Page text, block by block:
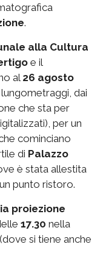
.
alla Cultura
e il
al 26 agosto
dai
che sta per
per un
cominciano
di Palazzo
è stata allestita
punto ristoro.
proiezione
17.30 nella
(dove si tiene anche